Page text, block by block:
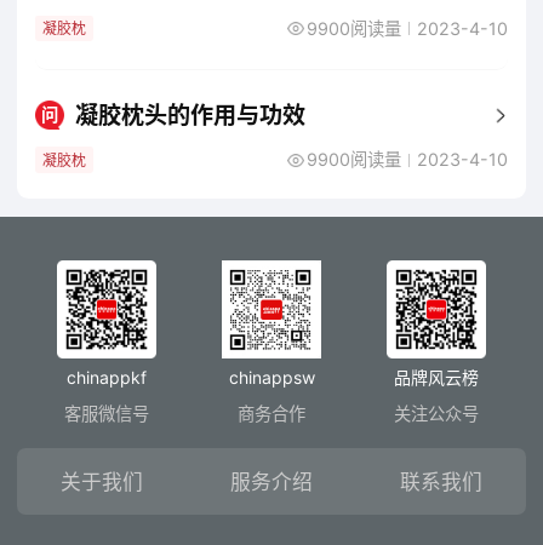
凝胶枕 9900阅读量 2023-4-10
问 凝胶枕头的作用与功效
凝胶枕 9900阅读量 2023-4-10
chinappkf
客服微信号
chinappsw
商务合作
品牌风云榜
关注公众号
关于我们 服务介绍 联系我们